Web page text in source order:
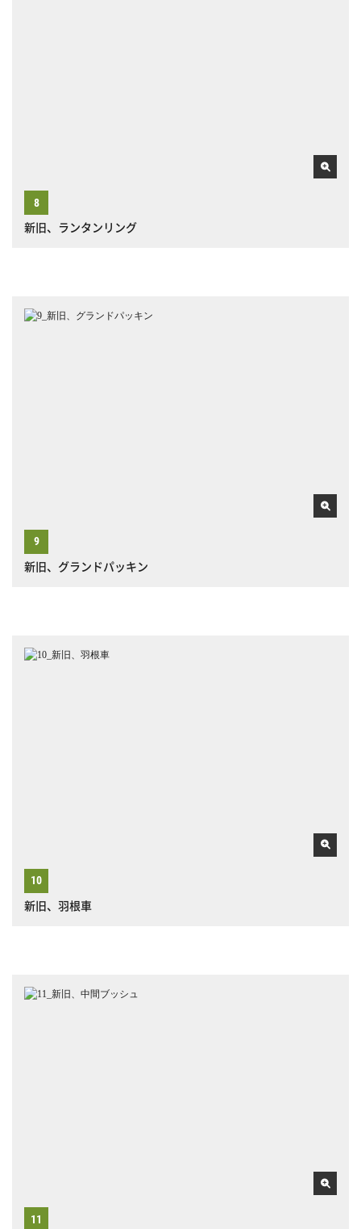
新旧、ランタンリング
新旧、グランドパッキン
新旧、羽根車